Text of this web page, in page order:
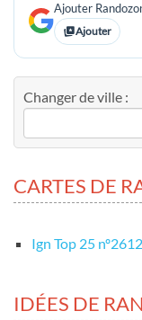
Ajouter
Ajouter
Changer de ville :
CARTES DE
Ign Top 25
IDÉES DE